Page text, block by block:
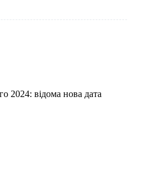
2024: відома нова дата